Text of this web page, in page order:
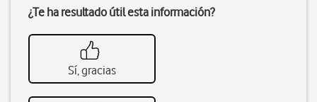
¿Te ha resultado útil esta información?
Sí, gracias